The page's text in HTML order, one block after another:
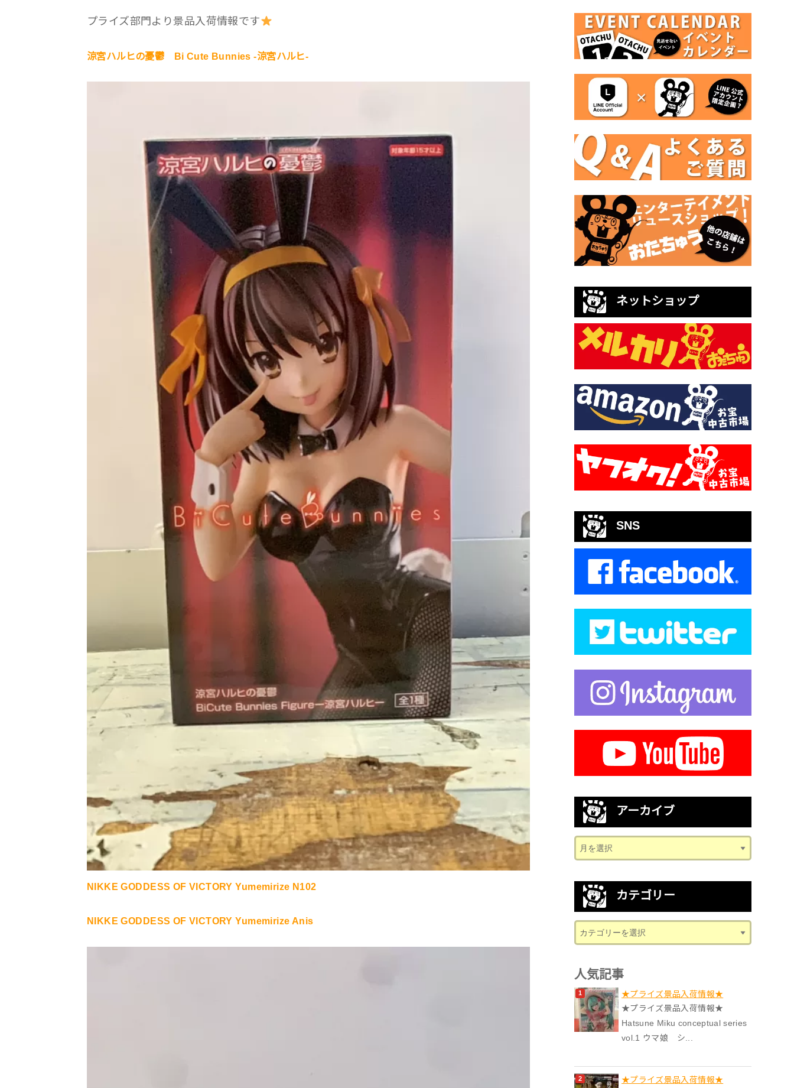
プライズ部門より景品入荷情報です
涼宮ハルヒの憂鬱 Bi Cute Bunnies -涼宮ハルヒ-
NIKKE GODDESS OF VICTORY Yumemirize N102
NIKKE GODDESS OF VICTORY Yumemirize Anis
ネットショップ
SNS
アーカイブ
カテゴリー
人気記事
★プライズ景品入荷情報★
★プライズ景品入荷情報★
Hatsune Miku conceptual series
vol.1 ウマ娘 シ...
★プライズ景品入荷情報★